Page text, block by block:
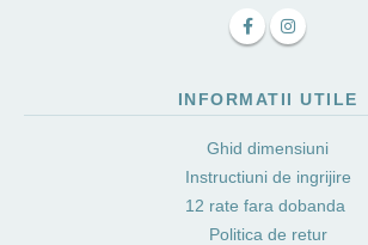
INFORMATII UTILE
Ghid dimensiuni
Instructiuni de ingrijire
12 rate fara dobanda
Politica de retur